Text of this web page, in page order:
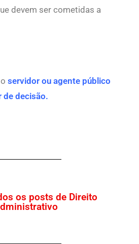
devem ser cometidas a
servidor ou agente público
de decisão.
os posts de Direito